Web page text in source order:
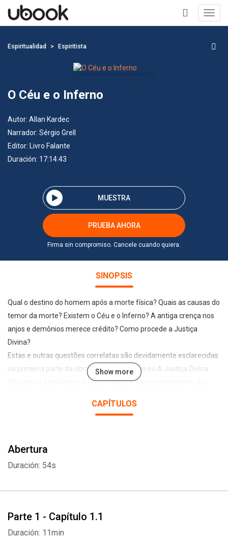
+
Espiritualidad Espiritista
O Céu e o Inferno
Autor: Allan Kardec
Narrador: Sérgio Grell
Editor: Livro Falante
Duración: 17:14:43
MUESTRA
PRUEBA AHORA
Firma sin compromiso. Cancele cuando quiera.
SINOPSIS
Qual o destino do homem após a morte física? Quais as causas do
temor da morte? Existem o Céu e o Inferno? A antiga crença nos
anjos e demônios merece crédito? Como procede a Justiça
Divina?
Estas e outras questões correlatas são devidamente esclarecidas
na primeira parte da obra O Céu e o Inferno ou A Justiça Divina
Segundo o Espiritismo, à luz da lógica e dos ensinamentos dos
numerosas comunicações de Espíritos – classificados por
anteriormente.
Show more
CAPÍTULOS
Abertura
Duración: 54s
Parte 1 - Capítulo 1.1
Duración: 11min